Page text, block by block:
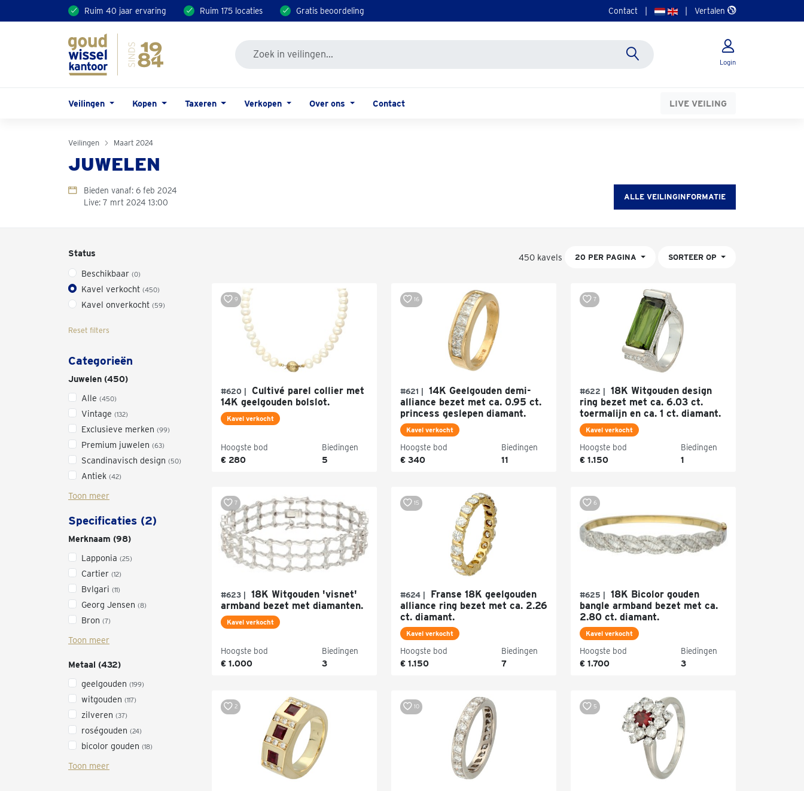
Ruim 40 jaar ervaring Ruim 175 locaties Gratis beoordeling Contact Vertalen
Login
Veilingen Kopen Taxeren Verkopen Over ons Contact LIVE VEILING
Veilingen Maart 2024
JUWELEN
Bieden vanaf: 6 feb 2024
Live: 7 mrt 2024 13:00
ALLE VEILINGINFORMATIE
Status
Beschikbaar (0)
Kavel verkocht (450)
Kavel onverkocht (59)
Reset filters
Categorieën
Juwelen (450)
Alle (450)
Vintage (132)
Exclusieve merken (99)
Premium juwelen (63)
Scandinavisch design (50)
Antiek (42)
Toon meer
Specificaties (2)
Merknaam (98)
Lapponia (25)
Cartier (12)
Bvlgari (11)
Georg Jensen (8)
Bron (7)
Toon meer
Metaal (432)
geelgouden (199)
witgouden (117)
zilveren (37)
roségouden (24)
bicolor gouden (18)
Toon meer
450 kavels 20 PER PAGINA SORTEER OP
#620 |
Cultivé parel collier met
14K geelgouden bolslot.
Kavel verkocht
Hoogste bod
€ 280
Biedingen
5
9
#621 |
14K Geelgouden demi-
alliance bezet met ca. 0.95 ct.
princess geslepen diamant.
Kavel verkocht
Hoogste bod
€ 340
Biedingen
11
16
#622 |
18K Witgouden design
ring bezet met ca. 6.03 ct.
toermalijn en ca. 1 ct. diamant.
Kavel verkocht
Hoogste bod
€ 1.150
Biedingen
1
7
#623 |
18K Witgouden 'visnet'
armband bezet met diamanten.
Kavel verkocht
Hoogste bod
€ 1.000
Biedingen
3
7
#624 |
Franse 18K geelgouden
alliance ring bezet met ca. 2.26
ct. diamant.
Kavel verkocht
Hoogste bod
€ 1.150
Biedingen
7
15
#625 |
18K Bicolor gouden
bangle armband bezet met ca.
2.80 ct. diamant.
Kavel verkocht
Hoogste bod
€ 1.700
Biedingen
3
6
2 10 5